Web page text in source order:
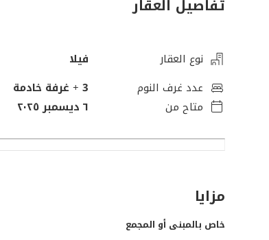
تفاصيل العقار
نوع العقار فيلا
عدد غرف النوم
3 + غرفة خادمة
متاح من
٦ ديسمبر ٢٠٢٥
مزايا
خاص بالمبنى أو المجمع